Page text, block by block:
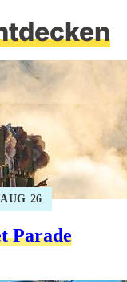
26
Parade